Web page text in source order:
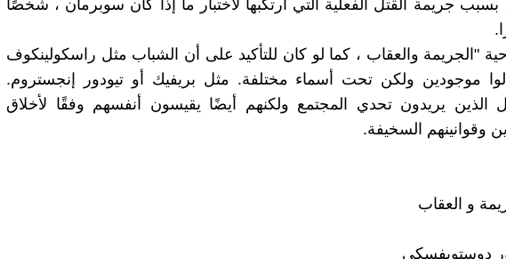
، بسبب جريمة القتل الفعلية التي ارتكبها لاختبار ما إذا كان سوبرمان ، شخصًا
"الجريمة والعقاب ، كما لو كان للتأكيد على أن الشباب مثل راسكولينكوف
موجودين ولكن تحت أسماء مختلفة. مثل بريفيك أو تيودور إنجستروم.
الذين يريدون تحدي المجتمع ولكنهم أيضًا يقيسون أنفسهم وفقًا لأخلاق
وقوانينهم السخيفة.
و العقاب
دوستويفسكي